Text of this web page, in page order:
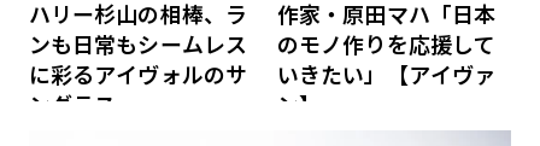
ハリー杉山の相棒、ラ
ンも日常もシームレス
に彩るアイヴォルのサ
ングラス
作家・原田マハ「日本
のモノ作りを応援して
いきたい」【アイヴァ
ン】